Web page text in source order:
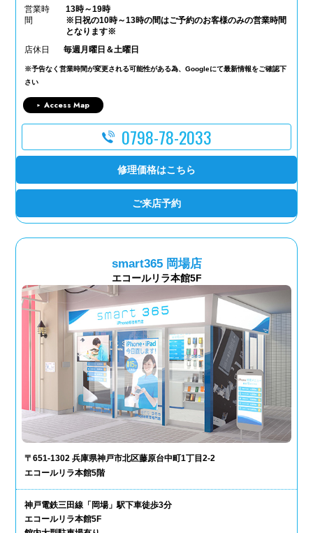
営業時
間
13時～19時
※日祝の10時～13時の間はご予約のお客様のみの営業時間
となります※
店休日
毎週月曜日＆土曜日
※予告なく営業時間が変更される可能性がある為、Googleにて最新情報をご確認下
さい
Access Map
0798-78-2033
修理価格はこちら
ご来店予約
smart365 岡場店
エコールリラ本館5F
〒651-1302 兵庫県神戸市北区藤原台中町1丁目2-2
エコールリラ本館5階
神戸電鉄三田線「岡場」駅下車徒歩3分
エコールリラ本館5F